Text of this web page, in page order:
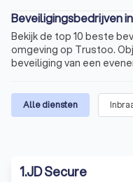
Beveiligingsbedrijven
Bekijk de top 10 beste
omgeving op Trustoo.
beveiliging van een
Alle diensten
1.JD Secure